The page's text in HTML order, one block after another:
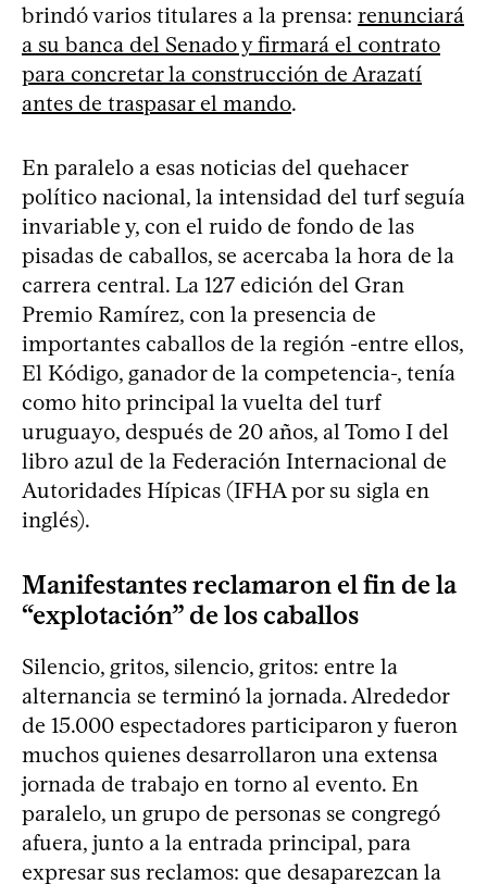
brindó varios titulares a la prensa: renunciará
a su banca del Senado y firmará el contrato
para concretar la construcción de Arazatí
antes de traspasar el mando.
En paralelo a esas noticias del quehacer
político nacional, la intensidad del turf seguía
invariable y, con el ruido de fondo de las
pisadas de caballos, se acercaba la hora de la
carrera central. La 127 edición del Gran
Premio Ramírez, con la presencia de
importantes caballos de la región -entre ellos,
El Kódigo, ganador de la competencia-, tenía
como hito principal la vuelta del turf
uruguayo, después de 20 años, al Tomo I del
libro azul de la Federación Internacional de
Autoridades Hípicas (IFHA por su sigla en
inglés).
Manifestantes reclamaron el fin de la
“explotación” de los caballos
Silencio, gritos, silencio, gritos: entre la
alternancia se terminó la jornada. Alrededor
de 15.000 espectadores participaron y fueron
muchos quienes desarrollaron una extensa
jornada de trabajo en torno al evento. En
paralelo, un grupo de personas se congregó
afuera, junto a la entrada principal, para
expresar sus reclamos: que desaparezcan la